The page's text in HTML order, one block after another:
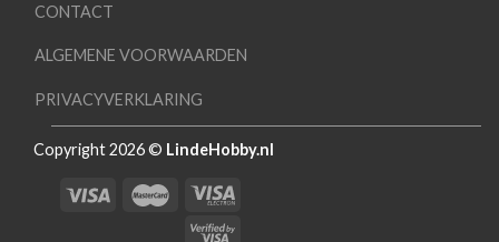
CONTACT
ALGEMENE VOORWAARDEN
PRIVACYVERKLARING
Copyright 2026 © LindeHobby.nl